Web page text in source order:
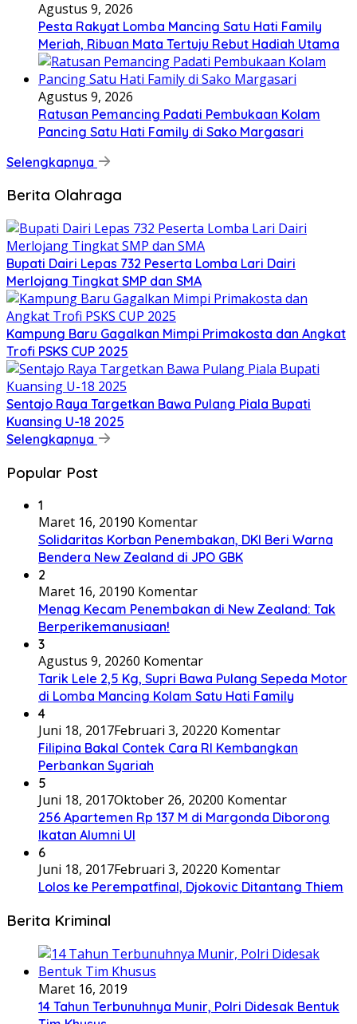
Agustus 9, 2026
Pesta Rakyat Lomba Mancing Satu Hati Family
Meriah, Ribuan Mata Tertuju Rebut Hadiah Utama
Agustus 9, 2026
Ratusan Pemancing Padati Pembukaan Kolam
Pancing Satu Hati Family di Sako Margasari
Selengkapnya
Berita Olahraga
Bupati Dairi Lepas 732 Peserta Lomba Lari Dairi
Merlojang Tingkat SMP dan SMA
Kampung Baru Gagalkan Mimpi Primakosta dan Angkat
Trofi PSKS CUP 2025
Sentajo Raya Targetkan Bawa Pulang Piala Bupati
Kuansing U-18 2025
Selengkapnya
Popular Post
1
Maret 16, 20190 Komentar
Solidaritas Korban Penembakan, DKI Beri Warna
Bendera New Zealand di JPO GBK
2
Maret 16, 20190 Komentar
Menag Kecam Penembakan di New Zealand: Tak
Berperikemanusiaan!
3
Agustus 9, 20260 Komentar
Tarik Lele 2,5 Kg, Supri Bawa Pulang Sepeda Motor
di Lomba Mancing Kolam Satu Hati Family
4
Juni 18, 2017Februari 3, 20220 Komentar
Filipina Bakal Contek Cara RI Kembangkan
Perbankan Syariah
5
Juni 18, 2017Oktober 26, 20200 Komentar
256 Apartemen Rp 137 M di Margonda Diborong
Ikatan Alumni UI
6
Juni 18, 2017Februari 3, 20220 Komentar
Lolos ke Perempatfinal, Djokovic Ditantang Thiem
Berita Kriminal
Maret 16, 2019
14 Tahun Terbunuhnya Munir, Polri Didesak Bentuk